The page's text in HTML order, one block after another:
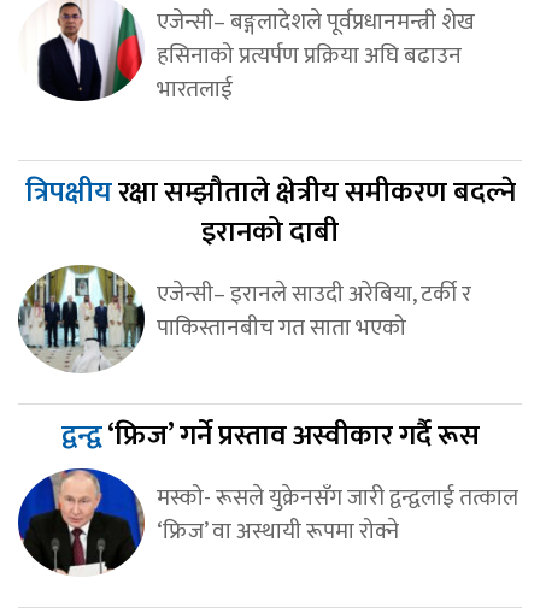
एजेन्सी– बङ्गलादेशले पूर्वप्रधानमन्त्री शेख
हसिनाको प्रत्यर्पण प्रक्रिया अघि बढाउन
भारतलाई
त्रिपक्षीयरक्षा सम्झौताले क्षेत्रीय समीकरण बदल्ने
इरानको दाबी
एजेन्सी– इरानले साउदी अरेबिया, टर्की र
पाकिस्तानबीच गत साता भएको
द्वन्द्व‘फ्रिज’ गर्ने प्रस्ताव अस्वीकार गर्दै रूस
मस्को- रूसले युक्रेनसँग जारी द्वन्द्वलाई तत्काल
‘फ्रिज’ वा अस्थायी रूपमा रोक्ने